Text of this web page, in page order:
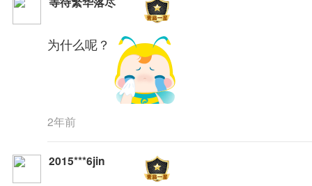
为什么呢？
2年前
2015***6jin